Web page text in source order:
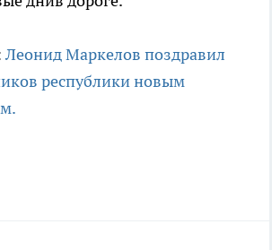
Леонид Маркелов поздравил
республики новым